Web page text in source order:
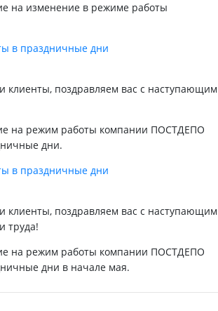
на изменение в режиме работы
в праздничные дни
клиенты, поздравляем вас с наступающим
на режим работы компании ПОСТДЕПО
дни.
в праздничные дни
клиенты, поздравляем вас с наступающим
труда!
на режим работы компании ПОСТДЕПО
дни в начале мая.